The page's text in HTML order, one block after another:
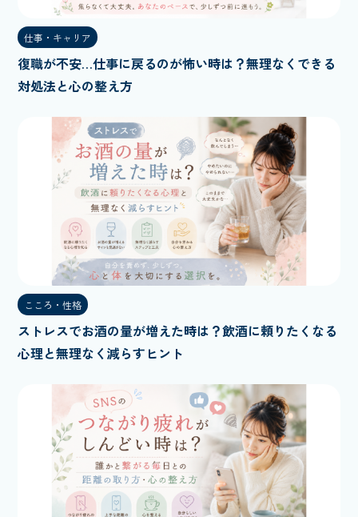
仕事・キャリア
復職が不安…仕事に戻るのが怖い時は？無理なくできる
対処法と心の整え方
こころ・性格
ストレスでお酒の量が増えた時は？飲酒に頼りたくなる
心理と無理なく減らすヒント